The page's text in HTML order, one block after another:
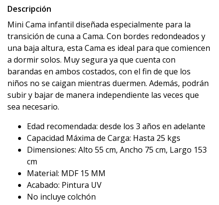
Descripción
Mini Cama infantil diseñada especialmente para la
transición de cuna a Cama. Con bordes redondeados y
una baja altura, esta Cama es ideal para que comiencen
a dormir solos. Muy segura ya que cuenta con
barandas en ambos costados, con el fin de que los
niños no se caigan mientras duermen. Además, podrán
subir y bajar de manera independiente las veces que
sea necesario.
Edad recomendada: desde los 3 años en adelante
Capacidad Máxima de Carga: Hasta 25 kgs
Dimensiones: Alto 55 cm, Ancho 75 cm, Largo 153
cm
Material: MDF 15 MM
Acabado: Pintura UV
No incluye colchón